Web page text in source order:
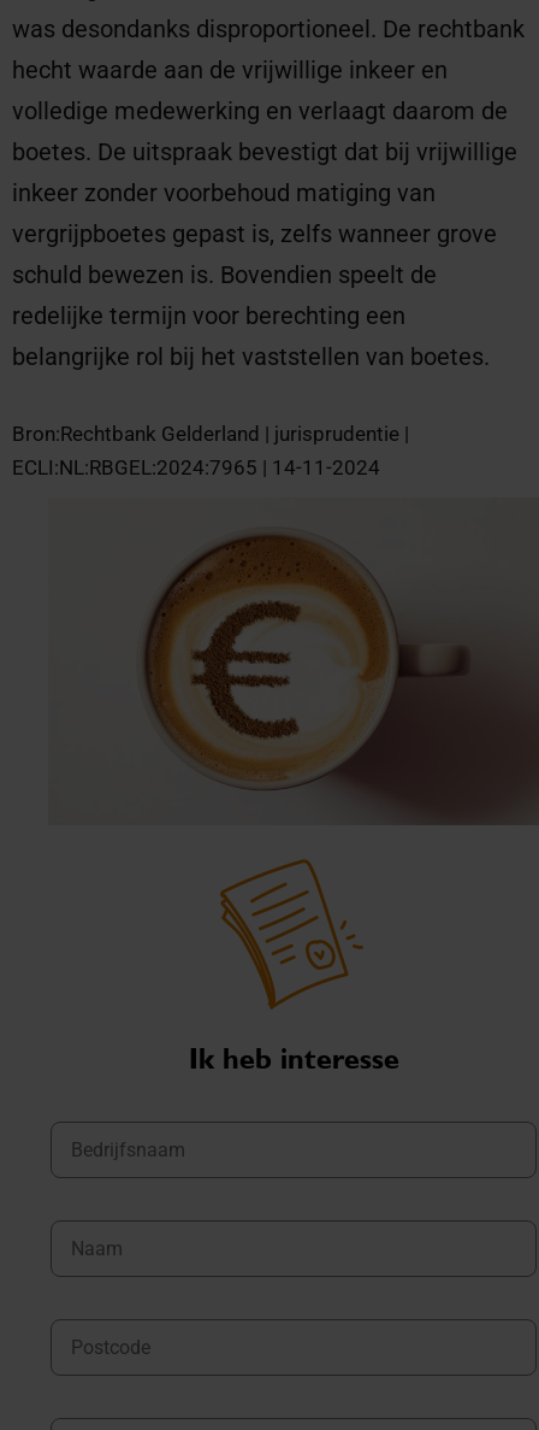
was desondanks disproportioneel. De rechtbank
hecht waarde aan de vrijwillige inkeer en
volledige medewerking en verlaagt daarom de
boetes. De uitspraak bevestigt dat bij vrijwillige
inkeer zonder voorbehoud matiging van
vergrijpboetes gepast is, zelfs wanneer grove
schuld bewezen is. Bovendien speelt de
redelijke termijn voor berechting een
belangrijke rol bij het vaststellen van boetes.
Bron:Rechtbank Gelderland | jurisprudentie |
ECLI:NL:RBGEL:2024:7965 | 14-11-2024
Ik heb interesse